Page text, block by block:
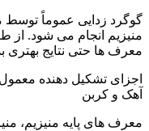
گوگرد زدایی عموماً توسط
منیزیم انجام می شود. از
معرف ها حتی نتایج بهتری
اجزای تشکیل دهنده معمول
آهک و کربن
معرف های پایه منیزیم،